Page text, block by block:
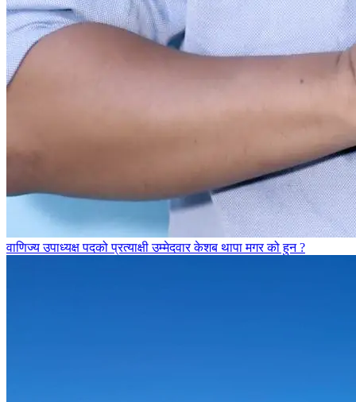
वाणिज्य उपाध्यक्ष पदको प्रत्याक्षी उम्मेदवार केशब थापा मगर को हुन ?